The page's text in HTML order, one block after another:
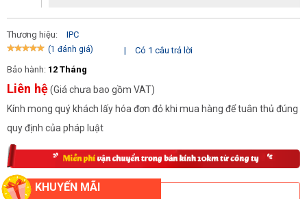
Độ bền cũng được xem là một trong những điểm cộng lớn của
máy chà sàn IPC SD 17-400. Thân máy được làm bằng nhựa ABS
cùng inox cao cấp. Qua đó không chỉ đem đến tính thẩm mỹ cao
bánh xe đa chiều cũng được trang bị giúp người dùng có thể linh
hoạt sử dụng, vận hành máy.
Là một sản phẩm đến từ thương hiệu uy tín, người dùng hoàn
toàn có thể an tâm tuyệt đối về hiệu năng, độ bền cũng như hậu
mãi đi kèm với máy. Cùng với đó, với mức giá bán không quá lớn,
Thương hiệu: IPC
(1 đánh giá) |
Có 1 câu trả lời
Bảo hành: 12 Tháng
Liên hệ(Giá chưa bao gồm VAT)
Kính mong quý khách lấy hóa đơn đỏ khi mua hàng để tuân thủ đúng
quy định của pháp luật
KHUYẾN MÃI